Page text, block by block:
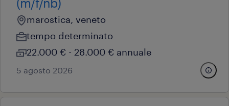
marostica, veneto
tempo determinato
22.000 € - 28.000 € annuale
5 agosto 2026